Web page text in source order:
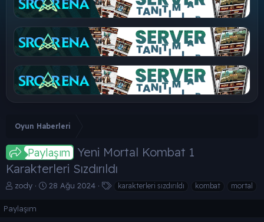
Oyun Haberleri
Paylaşım
Yeni Mortal Kombat 1
Karakterleri Sızdırıldı
K
n
zody
B
28 Ağu 2024 karakterleri sızdırıldı kombat mortal
Paylaşım